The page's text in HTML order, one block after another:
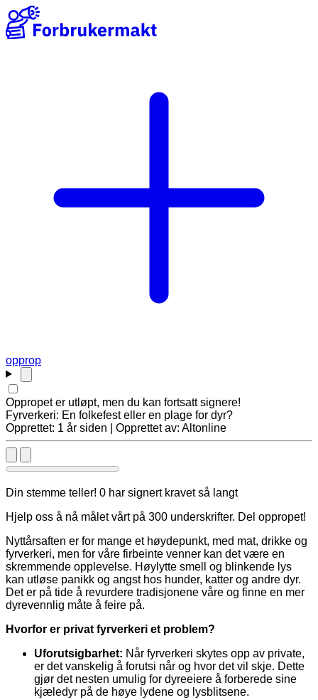
opprop
Oppropet er utløpt, men du kan fortsatt signere!
Fyrverkeri: En folkefest eller en plage for dyr?
Opprettet: 1 år siden | Opprettet av: Altonline
Din stemme teller! 0 har signert kravet så langt
Hjelp oss å nå målet vårt på 300 underskrifter. Del oppropet!
Nyttårsaften er for mange et høydepunkt, med mat, drikke og
fyrverkeri, men for våre firbeinte venner kan det være en
skremmende opplevelse. Høylytte smell og blinkende lys
kan utløse panikk og angst hos hunder, katter og andre dyr.
Det er på tide å revurdere tradisjonene våre og finne en mer
dyrevennlig måte å feire på.
Hvorfor er privat fyrverkeri et problem?
Uforutsigbarhet: Når fyrverkeri skytes opp av private,
er det vanskelig å forutsi når og hvor det vil skje. Dette
gjør det nesten umulig for dyreeiere å forberede sine
kjæledyr på de høye lydene og lysblitsene.